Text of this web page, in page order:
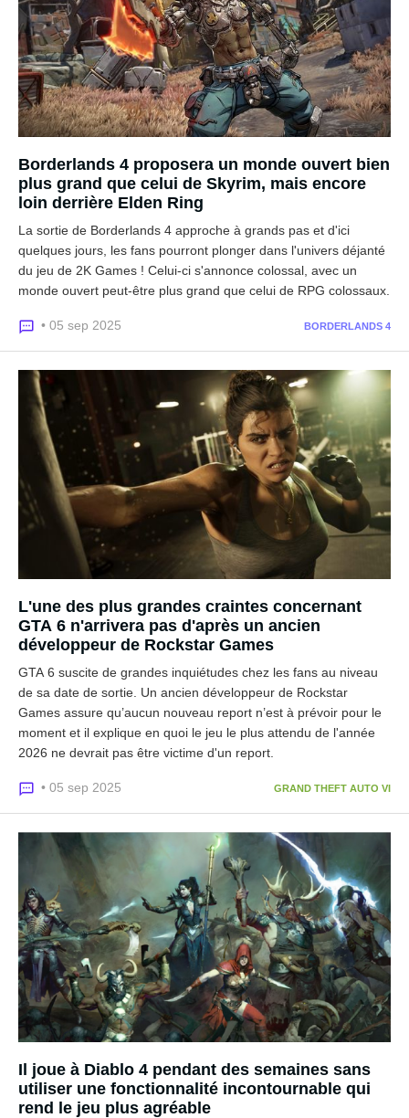
Borderlands 4 proposera un monde ouvert bien
plus grand que celui de Skyrim, mais encore
loin derrière Elden Ring
La sortie de Borderlands 4 approche à grands pas et d'ici
quelques jours, les fans pourront plonger dans l'univers déjanté
du jeu de 2K Games ! Celui-ci s'annonce colossal, avec un
monde ouvert peut-être plus grand que celui de RPG colossaux.
• 05 sep 2025 BORDERLANDS 4
L'une des plus grandes craintes concernant
GTA 6 n'arrivera pas d'après un ancien
développeur de Rockstar Games
GTA 6 suscite de grandes inquiétudes chez les fans au niveau
de sa date de sortie. Un ancien développeur de Rockstar
Games assure qu’aucun nouveau report n’est à prévoir pour le
moment et il explique en quoi le jeu le plus attendu de l'année
2026 ne devrait pas être victime d'un report.
• 05 sep 2025 GRAND THEFT AUTO VI
Il joue à Diablo 4 pendant des semaines sans
utiliser une fonctionnalité incontournable qui
rend le jeu plus agréable